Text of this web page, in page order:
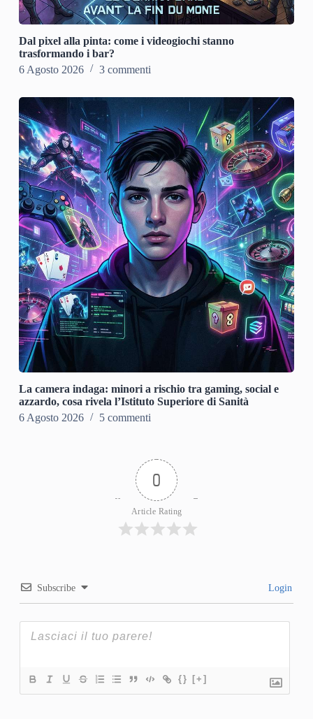
Dal pixel alla pinta: come i videogiochi stanno
trasformando i bar?
6 Agosto 2026
3 commenti
La camera indaga: minori a rischio tra gaming, social e
azzardo, cosa rivela l’Istituto Superiore di Sanità
6 Agosto 2026
5 commenti
0
Article Rating
Subscribe Login
{} [+]